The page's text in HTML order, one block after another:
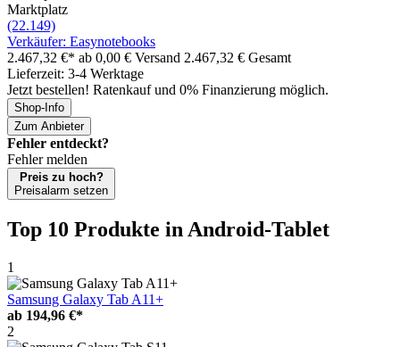
Marktplatz
(22.149)
Verkäufer: Easynotebooks
2.467,32 €* ab 0,00 € Versand 2.467,32 € Gesamt
Lieferzeit: 3-4 Werktage
Jetzt bestellen! Ratenkauf und 0% Finanzierung möglich.
Shop-Info
Zum Anbieter
Fehler entdeckt?
Fehler melden
Preis zu hoch?
Preisalarm setzen
Top 10 Produkte in Android-Tablet
1
Samsung Galaxy Tab A11+
ab 194,96 €*
2